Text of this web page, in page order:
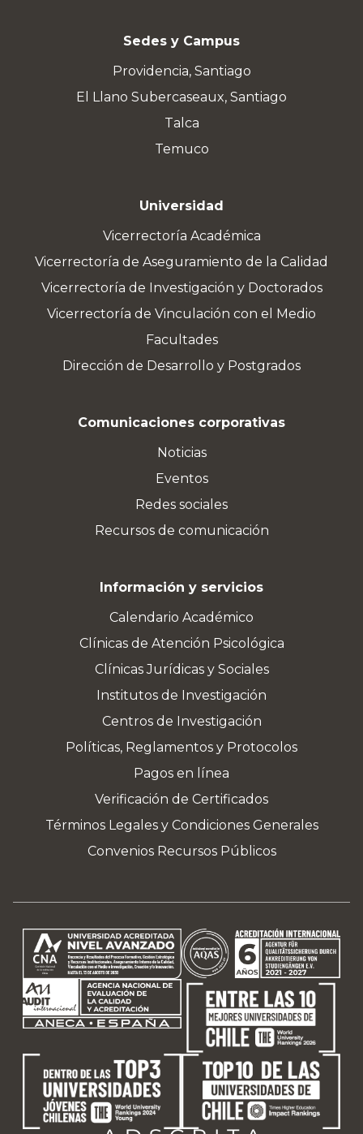
Sedes y Campus
Providencia, Santiago
El Llano Subercaseaux, Santiago
Talca
Temuco
Universidad
Vicerrectoría Académica
Vicerrectoría de Aseguramiento de la Calidad
Vicerrectoría de Investigación y Doctorados
Vicerrectoría de Vinculación con el Medio
Facultades
Dirección de Desarrollo y Postgrados
Comunicaciones corporativas
Noticias
Eventos
Redes sociales
Recursos de comunicación
Información y servicios
Calendario Académico
Clínicas de Atención Psicológica
Clínicas Jurídicas y Sociales
Institutos de Investigación
Centros de Investigación
Políticas, Reglamentos y Protocolos
Pagos en línea
Verificación de Certificados
Términos Legales y Condiciones Generales
Convenios Recursos Públicos